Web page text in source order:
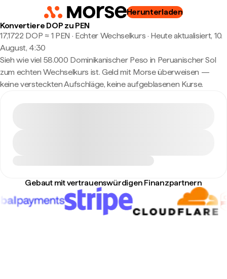
Herunterladen
Konvertiere DOP zu PEN
17,1722 DOP ≈ 1 PEN · Echter Wechselkurs · Heute aktualisiert, 10.
August, 4:30
Sieh wie viel 58.000 Dominikanischer Peso in Peruanischer Sol
zum echten Wechselkurs ist. Geld mit Morse überweisen —
keine versteckten Aufschläge, keine aufgeblasenen Kurse.
Gebaut mit vertrauenswürdigen Finanzpartnern